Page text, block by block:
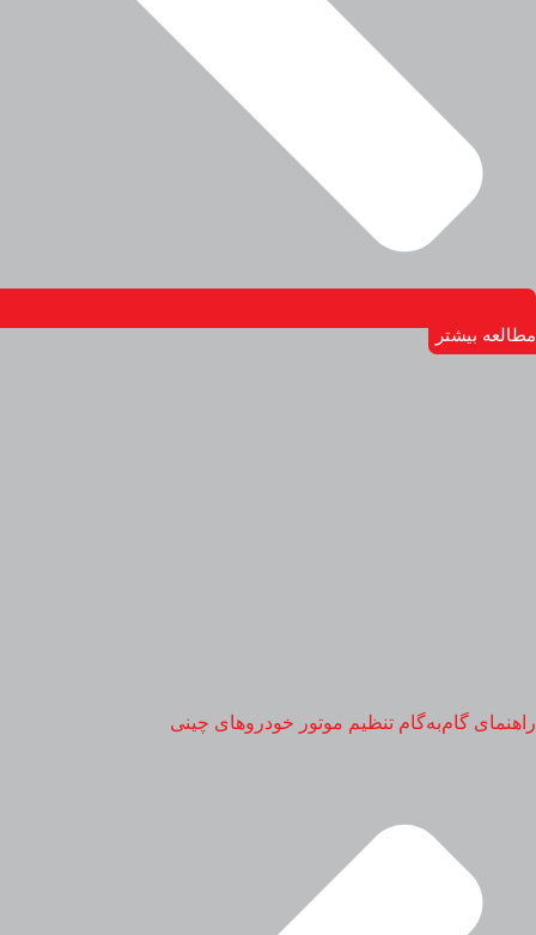
مطالعه بیشتر
راهنمای گام‌به‌گام تنظیم موتور خودروهای چینی